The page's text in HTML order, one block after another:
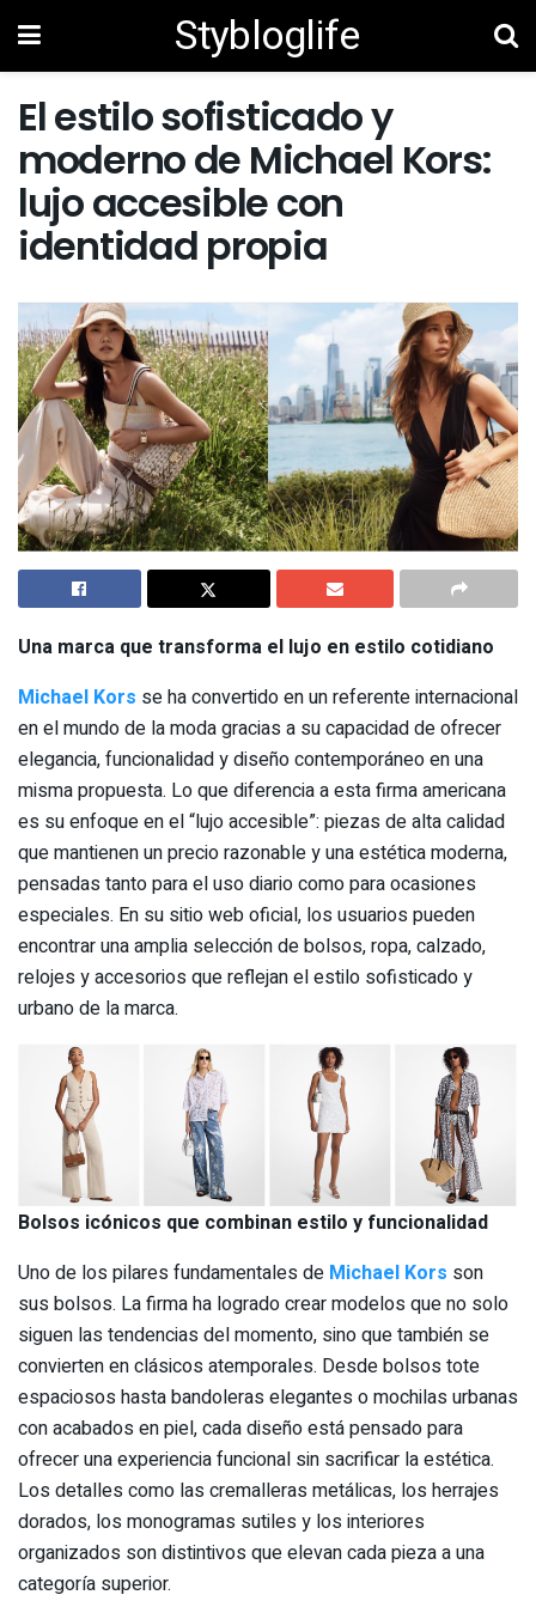
Stybloglife
El estilo sofisticado y
moderno de Michael Kors:
lujo accesible con
identidad propia
Una marca que transforma el lujo en estilo cotidiano
Michael Kors se ha convertido en un referente internacional
en el mundo de la moda gracias a su capacidad de ofrecer
elegancia, funcionalidad y diseño contemporáneo en una
misma propuesta. Lo que diferencia a esta firma americana
es su enfoque en el “lujo accesible”: piezas de alta calidad
que mantienen un precio razonable y una estética moderna,
pensadas tanto para el uso diario como para ocasiones
especiales. En su sitio web oficial, los usuarios pueden
encontrar una amplia selección de bolsos, ropa, calzado,
relojes y accesorios que reflejan el estilo sofisticado y
urbano de la marca.
Bolsos icónicos que combinan estilo y funcionalidad
Uno de los pilares fundamentales de Michael Kors son
sus bolsos. La firma ha logrado crear modelos que no solo
siguen las tendencias del momento, sino que también se
convierten en clásicos atemporales. Desde bolsos tote
espaciosos hasta bandoleras elegantes o mochilas urbanas
con acabados en piel, cada diseño está pensado para
ofrecer una experiencia funcional sin sacrificar la estética.
Los detalles como las cremalleras metálicas, los herrajes
dorados, los monogramas sutiles y los interiores
organizados son distintivos que elevan cada pieza a una
categoría superior.